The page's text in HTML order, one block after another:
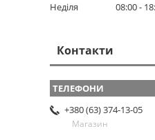
Неділя
08:00
Контакти
+380 (63) 374-13-05
Магазин